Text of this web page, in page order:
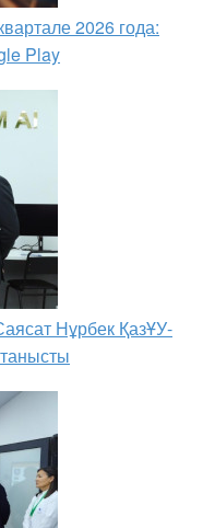
2026 года:
Play
Нұрбек ҚазҰУ-